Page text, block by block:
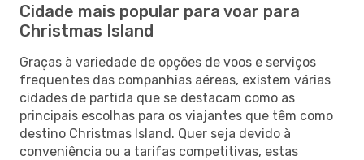
Cidade mais popular para voar para
Christmas Island
Graças à variedade de opções de voos e serviços
frequentes das companhias aéreas, existem várias
cidades de partida que se destacam como as
principais escolhas para os viajantes que têm como
destino Christmas Island. Quer seja devido à
conveniência ou a tarifas competitivas, estas